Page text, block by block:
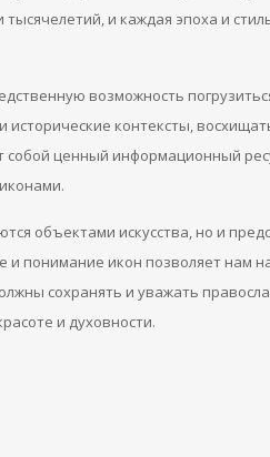
и каждая эпоха и
возможность
контексты,
собой ценный информационный
объектами искусства, но и
понимание икон позволяет нам
сохранять и уважать
и духовности.